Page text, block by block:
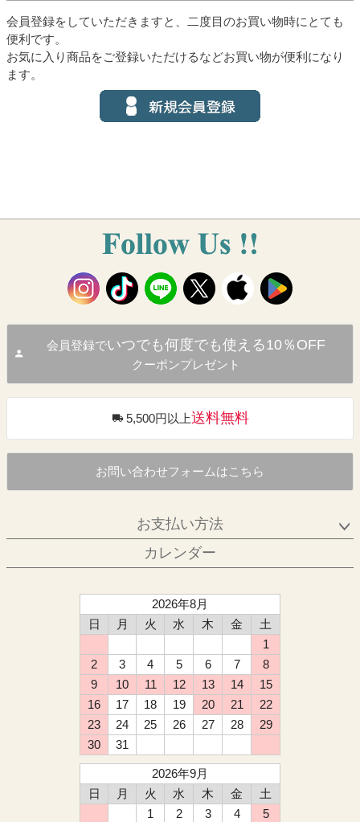
会員登録をしていただきますと、二度目のお買い物時にとても
便利です。
お気に入り商品をご登録いただけるなどお買い物が便利になり
ます。
会員登録でいつでも何度でも使える10％OFF
クーポンプレゼント
5,500円以上送料無料
お問い合わせフォームはこちら
お支払い方法
カレンダー
2026年8月
日
月 火 水 木 金
土
1
2
3 4 5 6 7
8
9
10 11 12 13 14
15
16
17 18 19 20 21
22
23
24 25 26 27 28
29
30
31
2026年9月
日
月 火 水 木 金
土
1
2 3 4
5